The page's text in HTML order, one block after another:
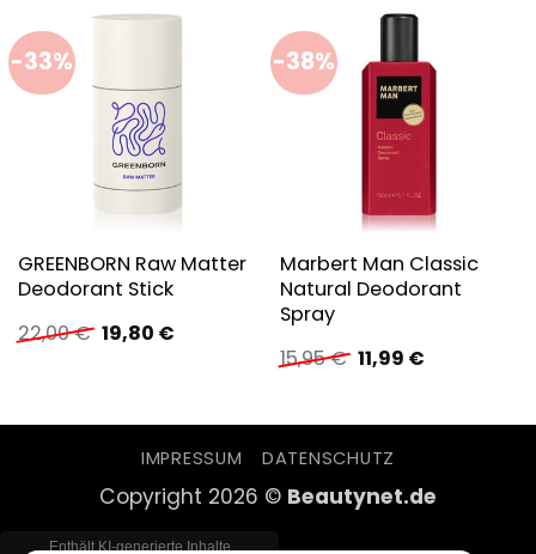
-33%
GREENBORN Raw Matter
Deodorant Stick
22,00€ Ursprünglicher
Preis
19,80 €Aktueller
-38%
Marbert Man Classic
Natural Deodorant
Spray
15,95€ Ursprünglicher
Preis
11,99 €Aktueller
IMPRESSUM DATENSCHUTZ
Copyright 2026 © Beautynet.de